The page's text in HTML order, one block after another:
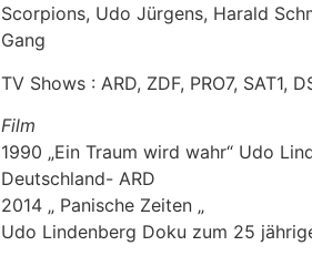
Scorpions, Udo Jürgens, Harald
Gang
TV Shows : ARD, ZDF, PRO7, SAT1,
Film
1990 „Ein Traum wird wahr“ Udo
Deutschland- ARD
2014 „ Panische Zeiten „
Udo Lindenberg Doku zum 25